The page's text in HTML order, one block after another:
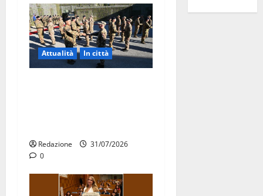
Attualità In città
Redazione
31/07/2026
0